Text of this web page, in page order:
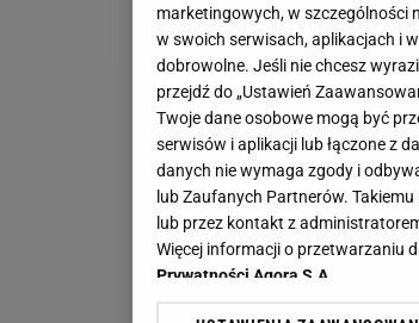
marketingowych, w szczególności
w swoich serwisach, aplikacjach i
dobrowolne. Jeśli nie chcesz
przejdź do „Ustawień
Twoje dane osobowe mogą być
serwisów i aplikacji lub łączone z
danych nie wymaga zgody i
lub Zaufanych Partnerów.
lub przez kontakt z
Więcej informacji o przetwarzaniu
Prywatności Agora S.A.